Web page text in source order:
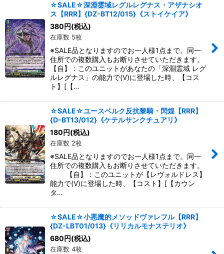
☆SALE☆深淵霊域レグルレグナス・アザナシオ
ス【RRR】{DZ-BT12/015}《ストイケイア》
380円(税込)
在庫数 5枚
※SALE品となりますのでお一人様1点まで。同一
住所での複数購入もお断りさせていただきます。
【自】：このユニットがあなたの「深淵霊域 レグ
ルレグナス」の能力で(V)に登場した時、【コス
ト】[【…
☆SALE☆ユースベルク反抗黎騎・閃煌【RRR】
{D-BT13/012}《ケテルサンクチュアリ》
180円(税込)
在庫数 2枚
※SALE品となりますのでお一人様1点まで。同一
住所での複数購入もお断りさせていただきます。
【自】：このユニットが【レヴォルドレス】
能力で(V)に登場した時、【コスト】[【カウン
タ…
☆SALE☆小悪魔的メソッドヴァレフル【RRR】
{DZ-LBT01/013}《リリカルモナステリオ》
680円(税込)
在庫数 4枚